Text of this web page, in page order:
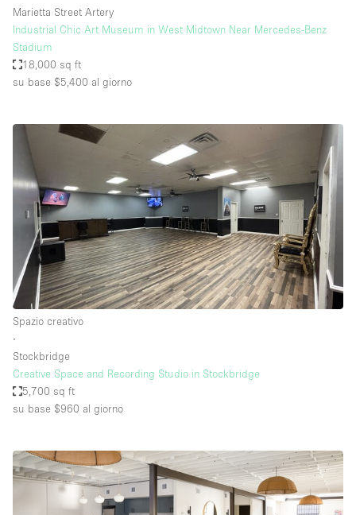
Marietta Street Artery
Industrial Chic Art Museum in West Midtown Near Mercedes-Benz
Stadium
18,000 sq ft
su base $5,400 al giorno
Spazio creativo
∙
Stockbridge
Creative Space and Recording Studio in Stockbridge
5,700 sq ft
su base $960 al giorno